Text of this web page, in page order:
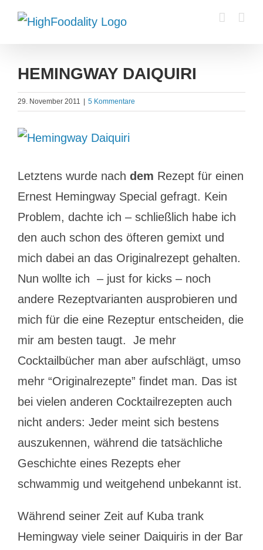
Zum
Inhalt
HEMINGWAY DAIQUIRI
29. November 2011 5 Kommentare
Zeige
Bild
Letztens wurde nach dem Rezept für einen
Ernest Hemingway Special gefragt. Kein
Problem, dachte ich – schließlich habe ich
den auch schon des öfteren gemixt und
mich dabei an das Originalrezept gehalten.
Nun wollte ich – just for kicks – noch
andere Rezeptvarianten ausprobieren und
mich für die eine Rezeptur entscheiden, die
mir am besten taugt. Je mehr
Cocktailbücher man aber aufschlägt, umso
mehr “Originalrezepte” findet man. Das ist
bei vielen anderen Cocktailrezepten auch
nicht anders: Jeder meint sich bestens
auszukennen, während die tatsächliche
Geschichte eines Rezepts eher
schwammig und weitgehend unbekannt ist.
Während seiner Zeit auf Kuba trank
Hemingway viele seiner Daiquiris in der Bar